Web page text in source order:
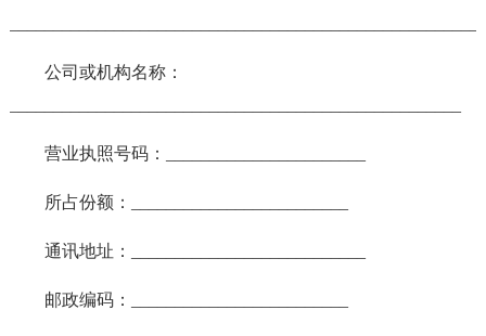
公司或机构名称：
营业执照号码：_______________________
所占份额：_________________________
通讯地址：___________________________
邮政编码：_________________________